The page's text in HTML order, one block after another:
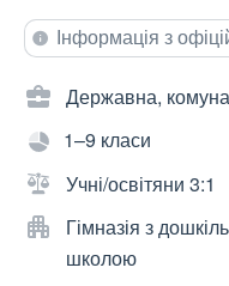
Інформація з
Державна,
1–9 класи
Учні/освітяни 3:1
Гімназія з
школою